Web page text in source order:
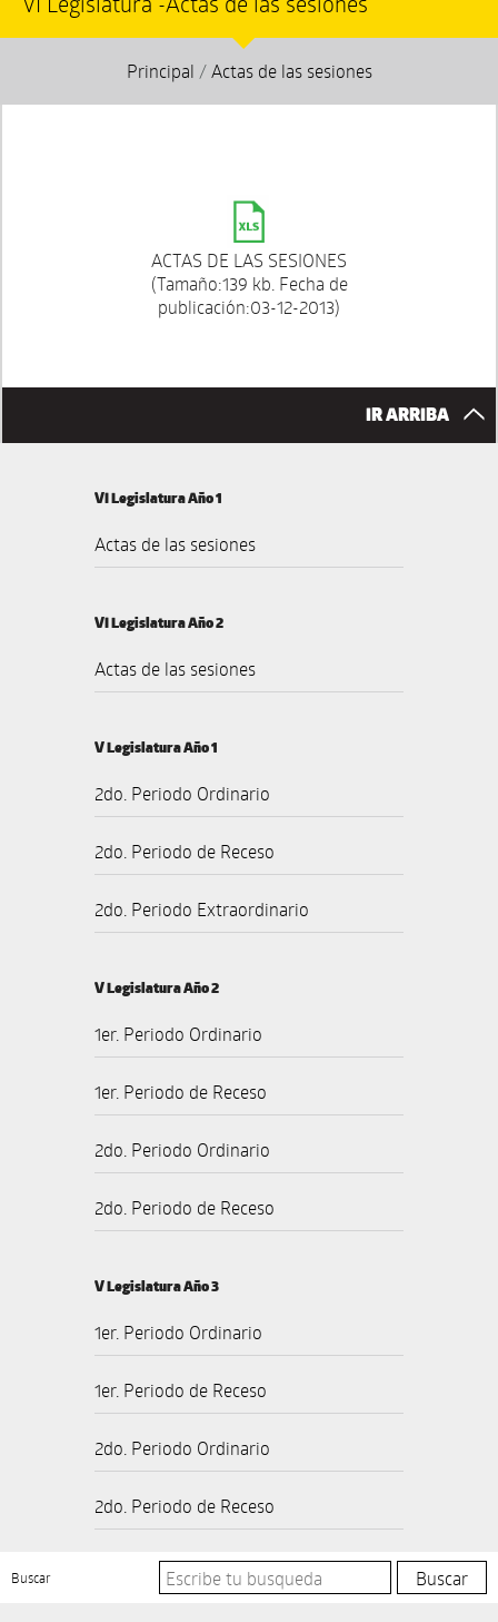
Principal /Actas de las sesiones
ACTAS DE LAS SESIONES
(Tamaño:139 kb. Fecha de
publicación:03-12-2013)
IR ARRIBA
VI Legislatura Año 1
Actas de las sesiones
VI Legislatura Año 2
Actas de las sesiones
V Legislatura Año 1
2do. Periodo Ordinario
2do. Periodo de Receso
2do. Periodo Extraordinario
V Legislatura Año 2
1er. Periodo Ordinario
1er. Periodo de Receso
2do. Periodo Ordinario
2do. Periodo de Receso
V Legislatura Año 3
1er. Periodo Ordinario
1er. Periodo de Receso
2do. Periodo Ordinario
2do. Periodo de Receso
Buscar